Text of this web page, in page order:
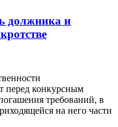
должника и
перед конкурсным
требований, в
на него части